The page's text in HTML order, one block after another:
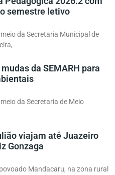
semestre letivo
da Secretaria Municipal de
da SEMARH para
da Secretaria de Meio
viajam até Juazeiro
Gonzaga
Mandacaru, na zona rural